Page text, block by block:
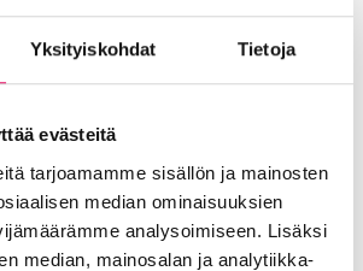
Yksityiskohdat Tietoja
evästeitä
tarjoamamme sisällön ja mainosten
median ominaisuuksien
analysoimiseen. Lisäksi
median, mainosalan ja analytiikka-
16 mennessä osoitteeseen
Leena Perämäki, puh.0400